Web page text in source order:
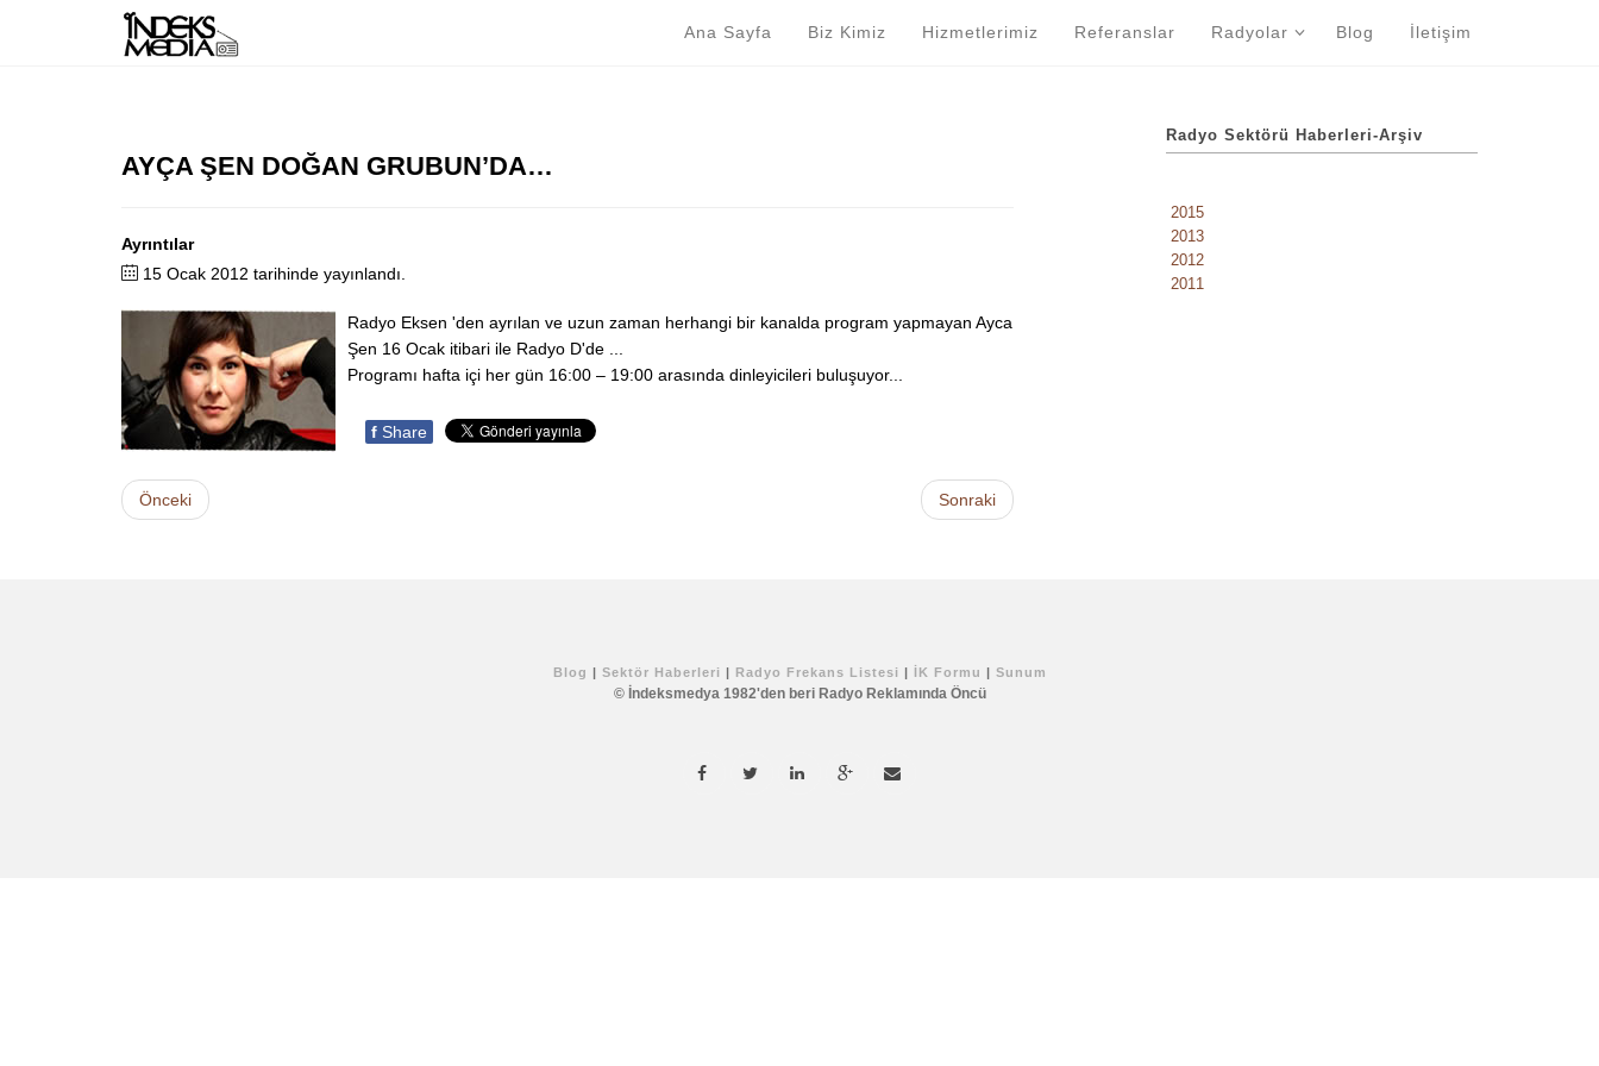
Ana Sayfa Biz Kimiz Hizmetlerimiz Referanslar Radyolar Blog İletişim
AYÇA ŞEN DOĞAN GRUBUN’DA…
Ayrıntılar
15 Ocak 2012 tarihinde yayınlandı.
Radyo Eksen 'den ayrılan ve uzun zaman herhangi bir kanalda program yapmayan Ayca
Şen 16 Ocak itibari ile Radyo D'de ...
Programı hafta içi her gün 16:00 – 19:00 arasında dinleyicileri buluşuyor...
f Share
Önceki Sonraki
Radyo Sektörü Haberleri-Arşiv
2015
2013
2012
2011
Blog | Sektör Haberleri | Radyo Frekans Listesi | İK Formu | Sunum
© İndeksmedya 1982'den beri Radyo Reklamında Öncü